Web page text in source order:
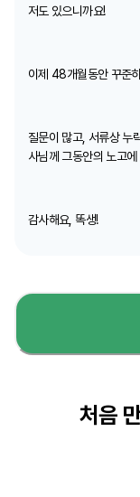
저도 있으니까요!
이제 48개월동안 꾸준
질문이 많고, 서류상 누
사님께 그동안의 노고
감사해요, 똑생!
처음